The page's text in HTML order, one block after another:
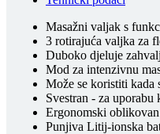
Masažni valjak s
3 rotirajuća valjka za
Duboko djeluje
Mod za intenzivnu
Može se koristiti kada
Svestran - za
Ergonomski oblikovan
Punjiva Litij-ionska